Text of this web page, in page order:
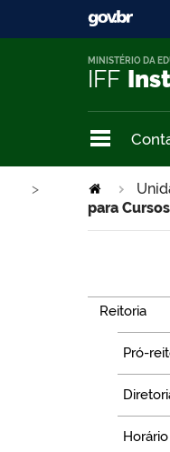
IFF
MINISTÉRIO DA
>
para
Reitoria
Pró-